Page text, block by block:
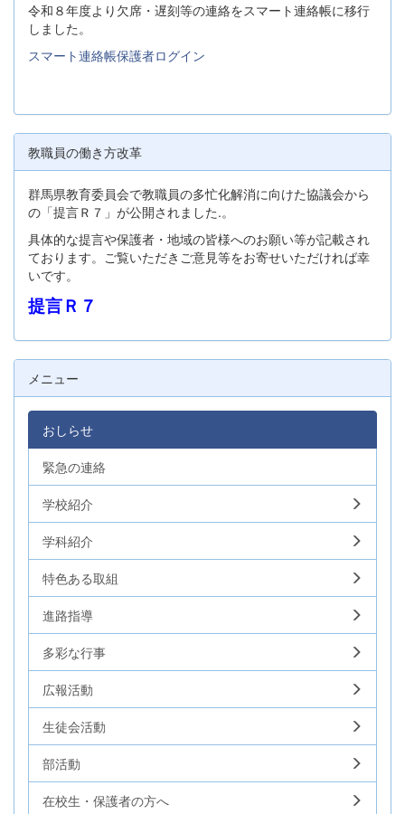
令和８年度より欠席・遅刻等の連絡をスマート連絡帳に移行
しました。
スマート連絡帳保護者ログイン
教職員の働き方改革
群馬県教育委員会で教職員の多忙化解消に向けた協議会から
の「提言Ｒ７」が公開されました.。
具体的な提言や保護者・地域の皆様へのお願い等が記載され
ております。ご覧いただきご意見等をお寄せいただければ幸
いです。
提言Ｒ７
メニュー
おしらせ
緊急の連絡
学校紹介
学科紹介
特色ある取組
進路指導
多彩な行事
広報活動
生徒会活動
部活動
在校生・保護者の方へ